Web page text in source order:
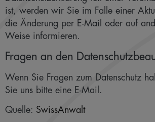
ist, werden wir Sie im Falle einer
die Änderung per E-Mail oder auf
Weise informieren.
Fragen an den
Wenn Sie Fragen zum Datenschutz
Sie uns bitte eine E-Mail.
Quelle: SwissAnwalt